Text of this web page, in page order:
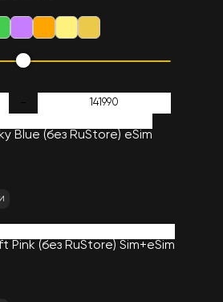
Blue (без RuStore) eSim
Pink (без RuStore) Sim+eSim